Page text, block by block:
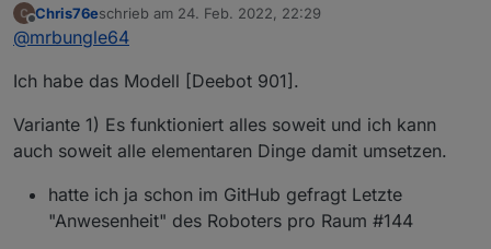
"info.library.debugMessage" erscheint aber
Schade, dann wird das wohl unabhängig von den
anderen 3 Zubehör-Komponenten behandelt.
Offline
Chris76eschrieb am 24. Feb. 2022, 22:29
zuletzt editiert von
@mrbungle64
Ich habe das Modell [Deebot 901].
Variante 1) Es funktioniert alles soweit und ich kann
auch soweit alle elementaren Dinge damit umsetzen.
hatte ich ja schon im GitHub gefragt Letzte
"Anwesenheit" des Roboters pro Raum #144